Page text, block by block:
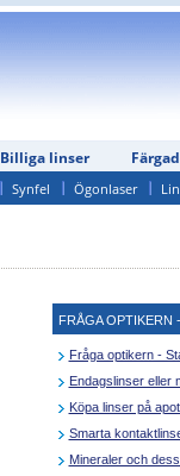
Billiga linser
Synfel Ögonlaser
FRÅGA OPTIKERN
Fråga optikern -
Endagslinser eller
Köpa linser på
Smarta
Mineraler och